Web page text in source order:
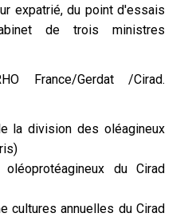
expatrié, du point d'essais
de trois ministres
France/Gerdat /Cirad.
la division des oléagineux
du Cirad
cultures annuelles du Cirad